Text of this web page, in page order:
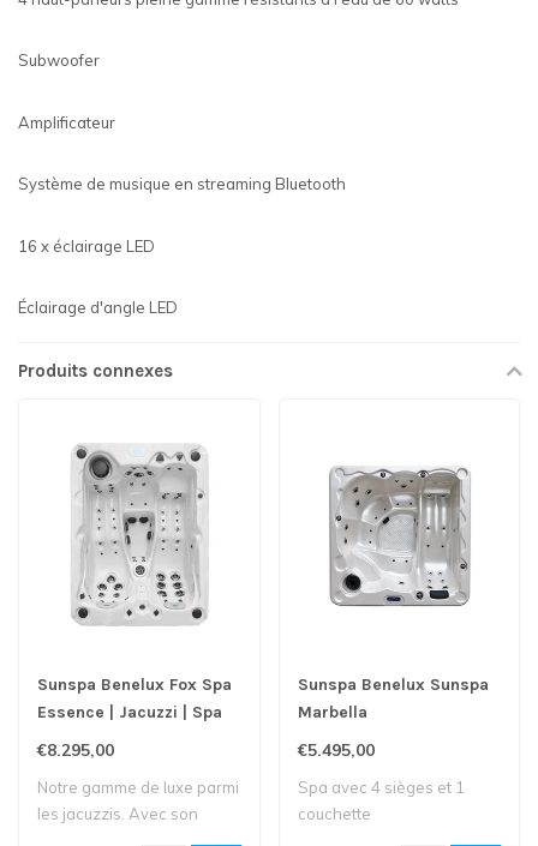
Subwoofer
Amplificateur
Système de musique en streaming Bluetooth
16 x éclairage LED
Éclairage d'angle LED
Produits connexes
Sunspa Benelux Fox Spa
Essence | Jacuzzi | Spa
€8.295,00
Notre gamme de luxe parmi
les jacuzzis. Avec son
Sunspa Benelux Sunspa
Marbella
€5.495,00
Spa avec 4 sièges et 1
couchette